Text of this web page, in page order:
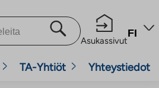
Asukassivut
FI
TA-Yhtiöt Yhteystiedot